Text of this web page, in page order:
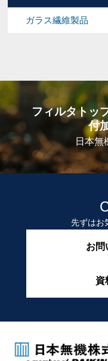
ガラス繊維製品
フィルタトッ
付
日本無
先ずはお
お問
資